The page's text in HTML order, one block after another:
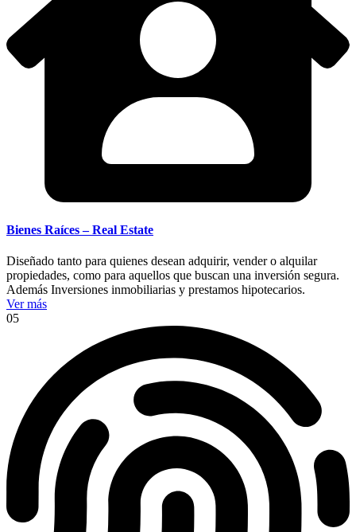
Bienes Raíces – Real Estate
Diseñado tanto para quienes desean adquirir, vender o alquilar
propiedades, como para aquellos que buscan una inversión segura.
Además Inversiones inmobiliarias y prestamos hipotecarios.
Ver más
05